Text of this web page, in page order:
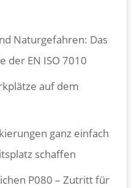
Naturgefahren: Das
der EN ISO 7010
auf dem
ganz einfach
schaffen
P080 – Zutritt für